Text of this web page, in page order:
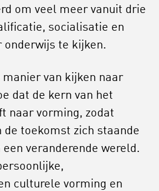
om veel meer vanuit drie
socialisatie en
onderwijs te kijken.
manier van kijken naar
dat de kern van het
naar vorming, zodat
de toekomst zich staande
veranderende wereld.
culturele vorming en